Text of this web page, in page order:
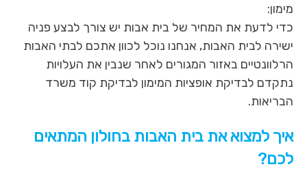
מימון:
כדי לדעת את המחיר של בית אבות יש צורך לבצע פניה
ישירה לבית האבות, אנחנו נוכל לכוון אתכם לבתי האבות
הרלוונטיים באזור המגורים לאחר שנבין את העלויות
נתקדם לבדיקת אופציות המימון לבדיקת קוד משרד
הבריאות.
איך למצוא את בית האבות בחולון המתאים
לכם?